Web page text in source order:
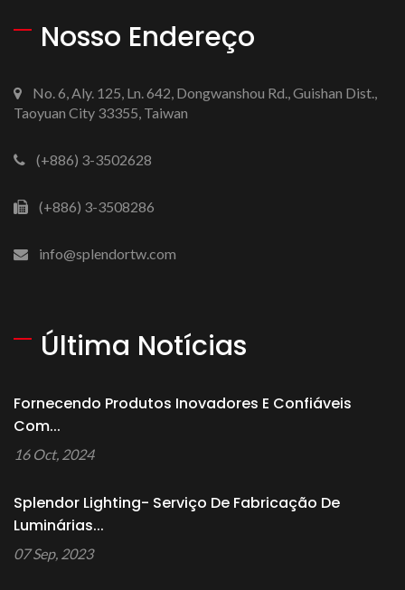
Nosso Endereço
No. 6, Aly. 125, Ln. 642, Dongwanshou Rd., Guishan Dist.,
Taoyuan City 33355, Taiwan
(+886) 3-3502628
(+886) 3-3508286
info@splendortw.com
Última Notícias
Fornecendo Produtos Inovadores E Confiáveis ​​
Com...
16 Oct, 2024
Splendor Lighting- Serviço De Fabricação De
Luminárias...
07 Sep, 2023